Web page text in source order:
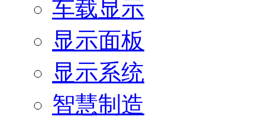
车载显示
显示面板
显示系统
智慧制造